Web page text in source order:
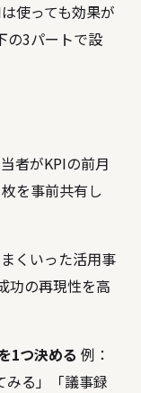
使っても効果が
の3パートで設
者がKPIの前月
を事前共有し
まくいった活用事
功の再現性を高
1つ決める 例：
みる」「議事録